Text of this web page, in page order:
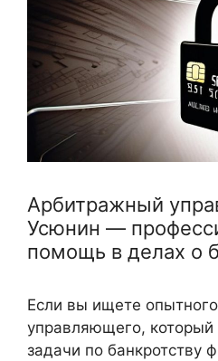
Арбитражный
Усюнин —
помощь в делах о
Если вы ищете
управляющего,
задачи по банкротству